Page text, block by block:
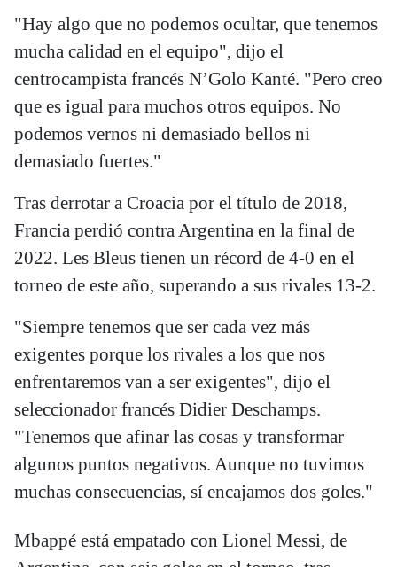
"Hay algo que no podemos ocultar, que tenemos
mucha calidad en el equipo", dijo el
centrocampista francés N’Golo Kanté. "Pero creo
que es igual para muchos otros equipos. No
podemos vernos ni demasiado bellos ni
demasiado fuertes."
Tras derrotar a Croacia por el título de 2018,
Francia perdió contra Argentina en la final de
2022. Les Bleus tienen un récord de 4-0 en el
torneo de este año, superando a sus rivales 13-2.
"Siempre tenemos que ser cada vez más
exigentes porque los rivales a los que nos
enfrentaremos van a ser exigentes", dijo el
seleccionador francés Didier Deschamps.
"Tenemos que afinar las cosas y transformar
algunos puntos negativos. Aunque no tuvimos
muchas consecuencias, sí encajamos dos goles."
Mbappé está empatado con Lionel Messi, de